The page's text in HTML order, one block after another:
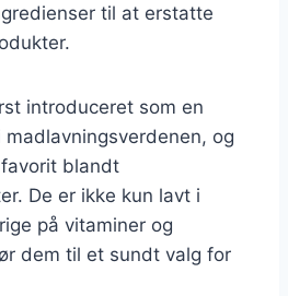
til at erstatte
introduceret som en
og
blandt
De er ikke kun lavt i
på vitaminer og
dem til et sundt valg for